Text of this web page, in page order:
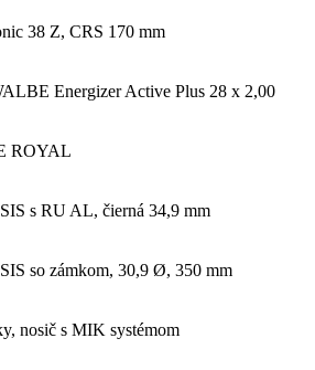
38 Z, CRS 170 mm
Energizer Active Plus 28 x 2,00
ROYAL
s RU AL, čierná 34,9 mm
so zámkom, 30,9 Ø, 350 mm
nosič s MIK systémom